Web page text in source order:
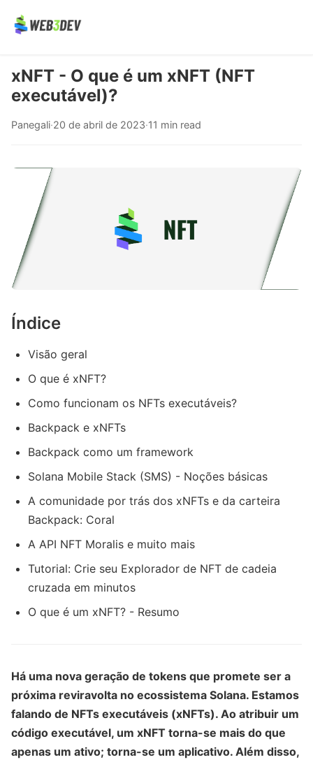
xNFT - O que é um xNFT (NFT
executável)?
Panegali·20 de abril de 2023·11 min read
Índice
Visão geral
O que é xNFT?
Como funcionam os NFTs executáveis?
Backpack e xNFTs
Backpack como um framework
Solana Mobile Stack (SMS) - Noções básicas
A comunidade por trás dos xNFTs e da carteira
Backpack: Coral
A API NFT Moralis e muito mais
Tutorial: Crie seu Explorador de NFT de cadeia
cruzada em minutos
O que é um xNFT? - Resumo
Há uma nova geração de tokens que promete ser a
próxima reviravolta no ecossistema Solana. Estamos
falando de NFTs executáveis ​​(xNFTs). Ao atribuir um
código executável, um xNFT torna-se mais do que
apenas um ativo; torna-se um aplicativo. Além disso,